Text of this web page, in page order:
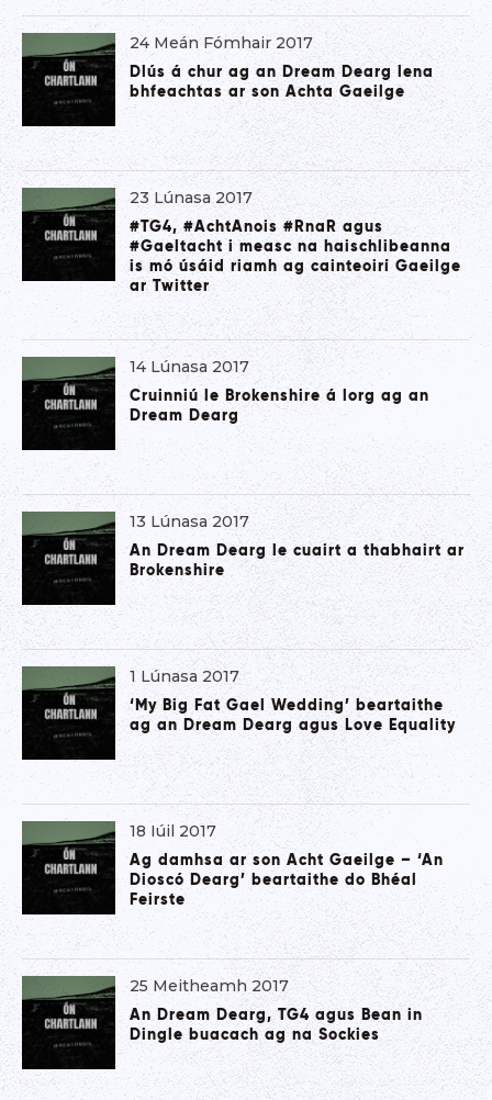
24 Meán Fómhair 2017
Dlús á chur ag an Dream Dearg lena
bhfeachtas ar son Achta Gaeilge
23 Lúnasa 2017
#TG4, #AchtAnois #RnaR agus
#Gaeltacht i measc na haischlibeanna
is mó úsáid riamh ag cainteoirí Gaeilge
ar Twitter
14 Lúnasa 2017
Cruinniú le Brokenshire á lorg ag an
Dream Dearg
13 Lúnasa 2017
An Dream Dearg le cuairt a thabhairt ar
Brokenshire
1 Lúnasa 2017
‘My Big Fat Gael Wedding’ beartaithe
ag an Dream Dearg agus Love Equality
18 Iúil 2017
Ag damhsa ar son Acht Gaeilge – ‘An
Dioscó Dearg’ beartaithe do Bhéal
Feirste
25 Meitheamh 2017
An Dream Dearg, TG4 agus Bean in
Dingle buacach ag na Sockies